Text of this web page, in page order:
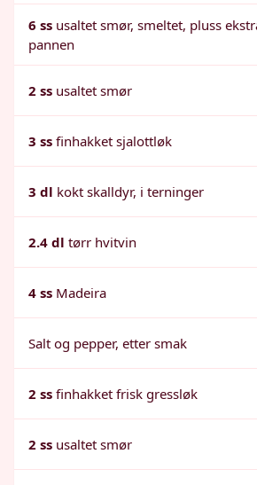
6 ss usaltet smør, smeltet, pluss
pannen
2 ss usaltet smør
3 ss finhakket sjalottløk
3 dl kokt skalldyr, i terninger
2.4 dl tørr hvitvin
4 ss Madeira
Salt og pepper, etter smak
2 ss finhakket frisk gressløk
2 ss usaltet smør